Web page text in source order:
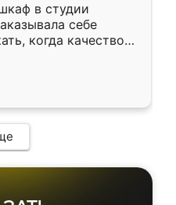
в студии
себе
когда качеством
кухня уже почти